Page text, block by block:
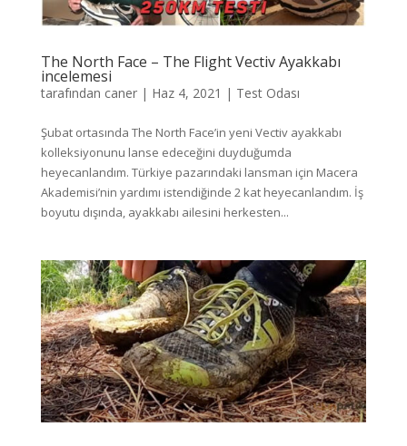
The North Face – The Flight Vectiv Ayakkabı
incelemesi
tarafından caner| Haz 4, 2021 | Test Odası
Şubat ortasında The North Face’in yeni Vectiv ayakkabı
kolleksiyonunu lanse edeceğini duyduğumda
heyecanlandım. Türkiye pazarındaki lansman için Macera
Akademisi’nin yardımı istendiğinde 2 kat heyecanlandım. İş
boyutu dışında, ayakkabı ailesini herkesten...